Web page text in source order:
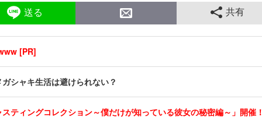
送る 共有
[PR]
シャキ生活は避けられない？
ティングコレクション～僕だけが知っている彼女の秘密編～」開催！